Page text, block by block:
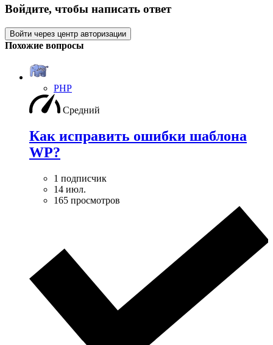
Войдите, чтобы написать ответ
Войти через центр авторизации
Похожие вопросы
PHP
Средний
Как исправить ошибки шаблона
WP?
1 подписчик
14 июл.
165 просмотров